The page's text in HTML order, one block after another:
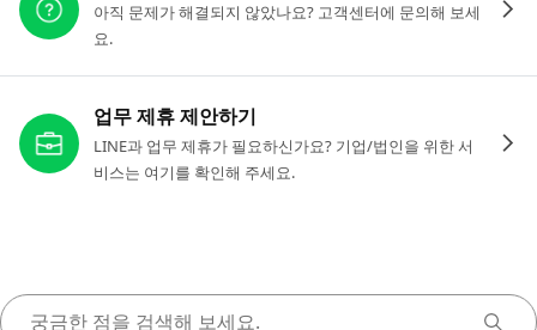
아직 문제가 해결되지 않았나요? 고객센터에 문의해 보세
요.
업무 제휴 제안하기
LINE과 업무 제휴가 필요하신가요? 기업/법인을 위한 서
비스는 여기를 확인해 주세요.